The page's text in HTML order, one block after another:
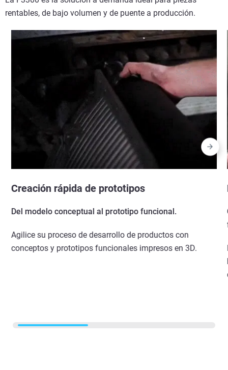
rentables, de bajo volumen y de puente a producción.
Creación rápida de prototipos
Del modelo conceptual al prototipo funcional.
Agilice su proceso de desarrollo de productos con
conceptos y prototipos funcionales impresos en 3D.